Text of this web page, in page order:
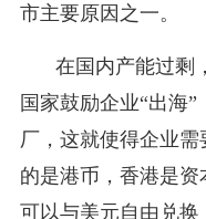
市主要原因之一。
在国内产能过剩
国家鼓励企业“出海
厂，这就使得企业
的是港币，香港是
可以与美元自由兑